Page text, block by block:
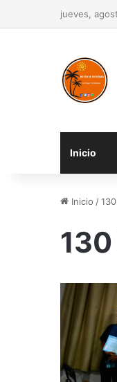
jueves,
Inicio
Inicio /